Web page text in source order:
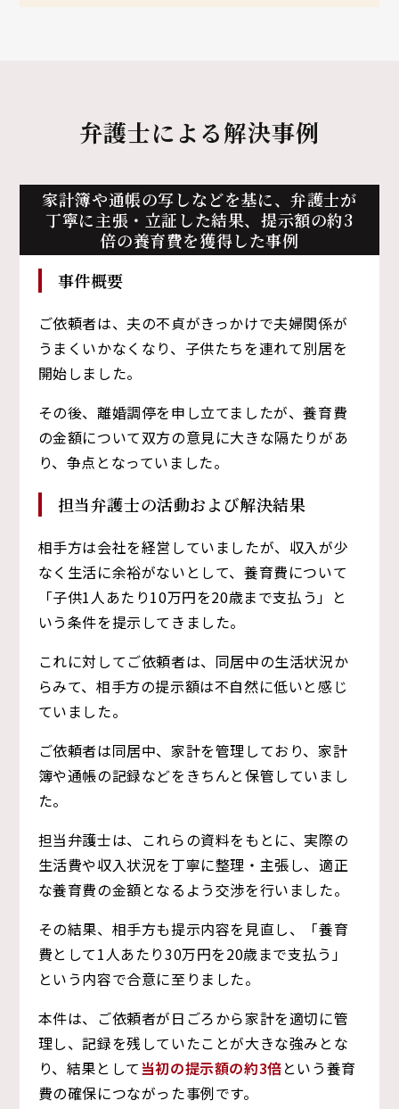
弁護士による解決事例
家計簿や通帳の写しなどを基に、弁護士が
丁寧に主張・立証した結果、提示額の約3
倍の養育費を獲得した事例
事件概要
ご依頼者は、夫の不貞がきっかけで夫婦関係が
うまくいかなくなり、子供たちを連れて別居を
開始しました。
その後、離婚調停を申し立てましたが、養育費
の金額について双方の意見に大きな隔たりがあ
り、争点となっていました。
担当弁護士の活動および解決結果
相手方は会社を経営していましたが、収入が少
なく生活に余裕がないとして、養育費について
「子供1人あたり10万円を20歳まで支払う」と
いう条件を提示してきました。
これに対してご依頼者は、同居中の生活状況か
らみて、相手方の提示額は不自然に低いと感じ
ていました。
ご依頼者は同居中、家計を管理しており、家計
簿や通帳の記録などをきちんと保管していまし
た。
担当弁護士は、これらの資料をもとに、実際の
生活費や収入状況を丁寧に整理・主張し、適正
な養育費の金額となるよう交渉を行いました。
その結果、相手方も提示内容を見直し、「養育
費として1人あたり30万円を20歳まで支払う」
という内容で合意に至りました。
本件は、ご依頼者が日ごろから家計を適切に管
理し、記録を残していたことが大きな強みとな
り、結果として当初の提示額の約3倍という養育
費の確保につながった事例です。